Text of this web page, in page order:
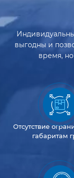
выгодны и
время,
Отсутствие
габаритам